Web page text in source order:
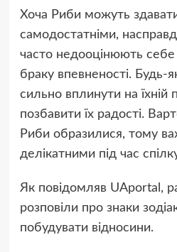
Хоча Риби можуть
самодостатніми,
часто недооцінюють
браку впевненості. Будь-
сильно вплинути на їхній
позбавити їх радості.
Риби образилися, тому
делікатними під час
Як повідомляв UAportal,
розповіли про знаки
побудувати відносини.